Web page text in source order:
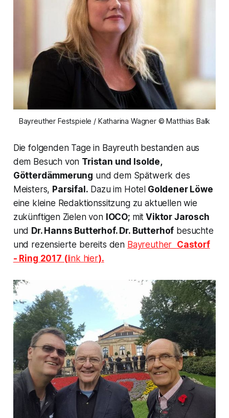
Bayreuther Festspiele / Katharina Wagner © Matthias Balk
Die folgenden Tage in Bayreuth bestanden aus
dem Besuch von Tristan und Isolde,
Götterdämmerung und dem Spätwerk des
Meisters, Parsifal. Dazu im Hotel Goldener Löwe
eine kleine Redaktionssitzung zu aktuellen wie
zukünftigen Zielen von IOCO; mit Viktor Jarosch
und Dr. Hanns Butterhof. Dr. Butterhof besuchte
und rezensierte bereits den Bayreuther Castorf
- Ring 2017 (link hier).